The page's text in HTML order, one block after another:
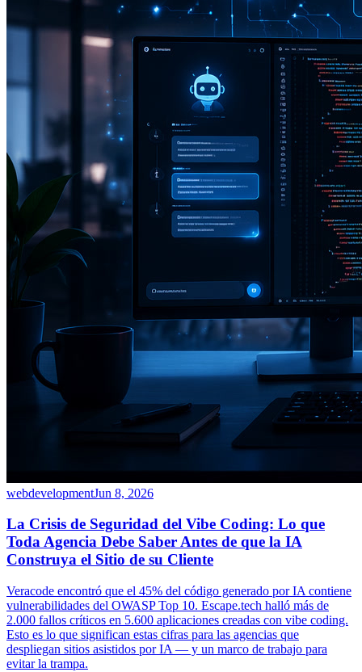
webdevelopmentJun 8, 2026
La Crisis de Seguridad del Vibe Coding: Lo que
Toda Agencia Debe Saber Antes de que la IA
Construya el Sitio de su Cliente
Veracode encontró que el 45% del código generado por IA contiene
vulnerabilidades del OWASP Top 10. Escape.tech halló más de
2.000 fallos críticos en 5.600 aplicaciones creadas con vibe coding.
Esto es lo que significan estas cifras para las agencias que
despliegan sitios asistidos por IA — y un marco de trabajo para
evitar la trampa.